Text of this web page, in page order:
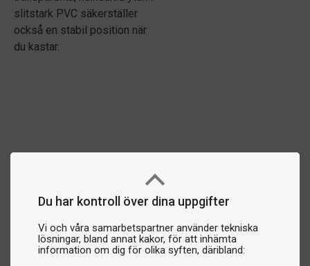
Du har kontroll över dina uppgifter
Vi och våra samarbetspartner använder tekniska
lösningar, bland annat kakor, för att inhämta
information om dig för olika syften, däribland:
slitstark PVC säkerställer
också en stabil position när
du kastar.